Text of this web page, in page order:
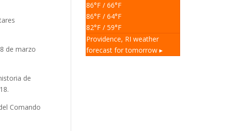
de marzo
de
Comando
86°F / 66°F
86°F / 64°F
82°F / 59°F
Providence, RI weather
forecast for tomorrow ▸